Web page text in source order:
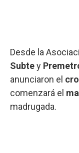
Desde la
Subtey
anunciaron el
comenzará el
madrugada.